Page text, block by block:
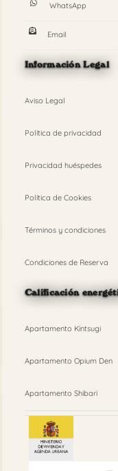
WhatsApp
Email
Información Legal
Aviso Legal
Política de privacidad
Privacidad huéspedes
Política de Cookies
Términos y condiciones
Condiciones de Reserva
Calificación
Apartamento Kintsugi
Apartamento Opium Den
Apartamento Shibari